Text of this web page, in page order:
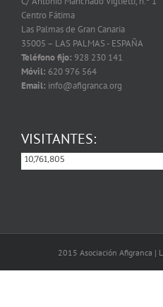
Centro Fátima
Las Palmas de Gran Canaria
35005 – LAS PALMAS - ESPAÑA
Teléfono fijo: 928 230 141
Móvil: 620 976 564
Email: info@afigranca.org
VISITANTES:
10,761,805
10,761,805
2015 Asociación Afigranca |